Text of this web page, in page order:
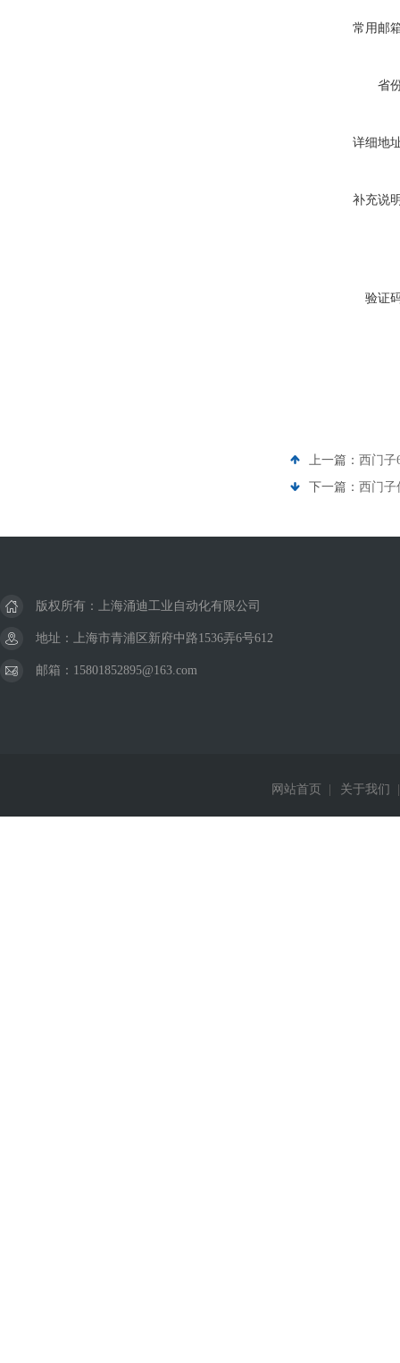
常用邮
省
详细地
补充说
验证
上一篇： 西门子
下一篇： 西门子
版权所有：上海涌迪工业自动化有限公司
地址：上海市青浦区新府中路1536弄6号612
邮箱：15801852895@163.com
网站首页 关于我们